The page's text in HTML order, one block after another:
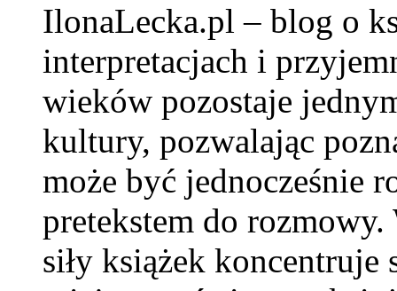
IlonaLecka.pl – blog o
interpretacjach i
wieków pozostaje
kultury, pozwalając
może być jednocześnie
pretekstem do rozmowy.
siły książek